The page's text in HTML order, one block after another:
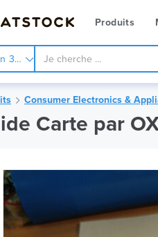
Produits
3d
Consumer Electronics &
Carte par